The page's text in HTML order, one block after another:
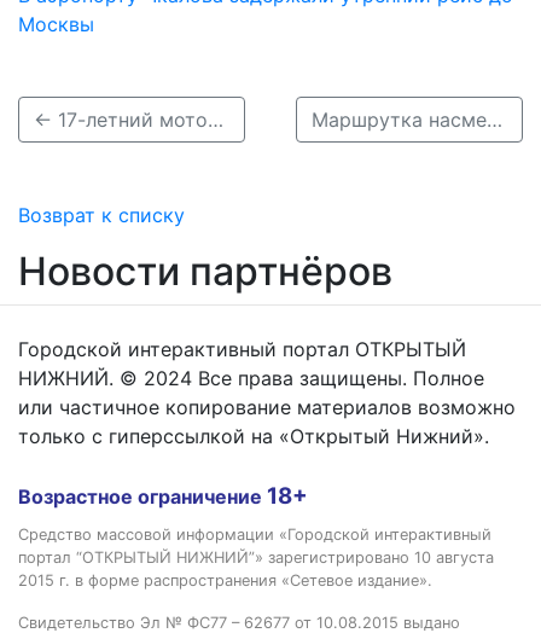
Москвы
← 17-летний мотоциклист пострадал в ДТП на трассе в Пильнинском округе Маршрутка насмерть сбила пенсионерку в Кстове →
Возврат к списку
Новости партнёров
Городской интерактивный портал ОТКРЫТЫЙ
НИЖНИЙ. © 2024 Все права защищены. Полное
или частичное копирование материалов возможно
только с гиперссылкой на «Открытый Нижний».
Возрастное ограничение 18+
Средство массовой информации «Городской интерактивный
портал “ОТКРЫТЫЙ НИЖНИЙ”» зарегистрировано 10 августа
2015 г. в форме распространения «Сетевое издание».
Свидетельство Эл № ФС77 – 62677 от 10.08.2015 выдано